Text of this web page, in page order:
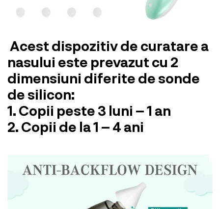
Acest dispozitiv de curatare a
nasului este prevazut cu 2
dimensiuni diferite de sonde
de silicon:
1. Copii peste 3 luni – 1 an
2. Copii de la 1 – 4 ani